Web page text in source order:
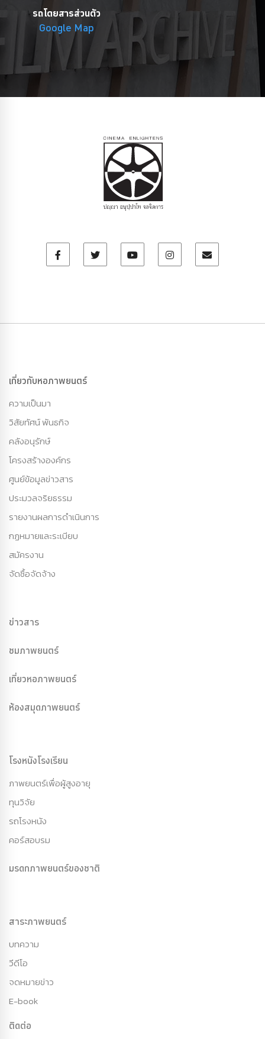
รถโดยสารส่วนตัว
Google Map
เกี่ยวกับหอภาพยนตร์
ความเป็นมา
วิสัยทัศน์ พันธกิจ
คลังอนุรักษ์
โครงสร้างองค์กร
ศูนย์ข้อมูลข่าวสาร
ประมวลจริยธรรม
รายงานผลการดำเนินการ
กฏหมายและระเบียบ
สมัครงาน
จัดซื้อจัดจ้าง
ข่าวสาร
ชมภาพยนตร์
เที่ยวหอภาพยนตร์
ห้องสมุดภาพยนตร์
โรงหนังโรงเรียน
ภาพยนตร์เพื่อผู้สูงอายุ
ทุนวิจัย
รถโรงหนัง
คอร์สอบรม
มรดกภาพยนตร์ของชาติ
สาระภาพยนตร์
บทความ
วีดีโอ
จดหมายข่าว
E-book
ติดต่อ